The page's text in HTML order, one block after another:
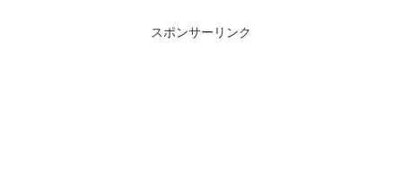
スポンサーリンク